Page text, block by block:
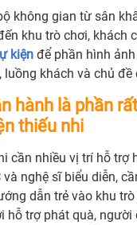
không gian từ sân
khu trò chơi, khách
kiện để phần hình
luồng khách và chủ đề
hành là phần
thiếu nhi
cần nhiều vị trí hỗ trợ
và nghệ sĩ biểu diễn,
dẫn trẻ vào khu
hỗ trợ phát quà,